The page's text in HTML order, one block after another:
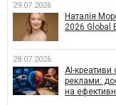
29.07.2026
Наталія
2026 Global
28.07.2026
AI-креативи
реклами:
на